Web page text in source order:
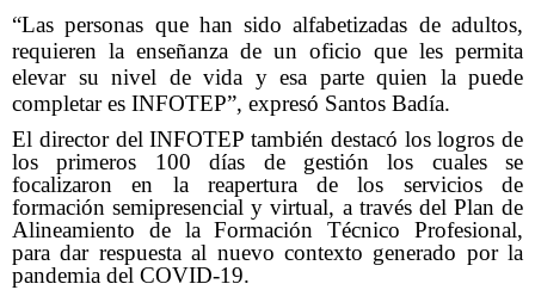
“Las personas que han sido alfabetizadas de adultos,
requieren la enseñanza de un oficio que les permita
elevar su nivel de vida y esa parte quien la puede
completar es INFOTEP”, expresó Santos Badía.
El director del INFOTEP también destacó los logros de
los primeros 100 días de gestión los cuales se
focalizaron en la reapertura de los servicios de
formación semipresencial y virtual, a través del Plan de
Alineamiento de la Formación Técnico Profesional,
para dar respuesta al nuevo contexto generado por la
pandemia del COVID-19.